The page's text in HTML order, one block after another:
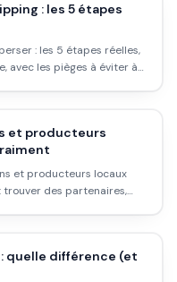
: les 5 étapes
: les 5 étapes réelles,
avec les pièges à éviter à
et producteurs
et producteurs locaux
trouver des partenaires,
quelle différence (et